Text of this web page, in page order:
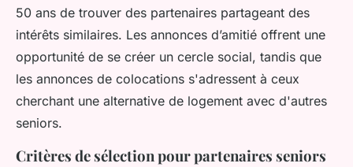
50 ans de trouver des partenaires partageant des
intérêts similaires. Les annonces d’amitié offrent une
opportunité de se créer un cercle social, tandis que
les annonces de colocations s'adressent à ceux
cherchant une alternative de logement avec d'autres
seniors.
Critères de sélection pour partenaires seniors